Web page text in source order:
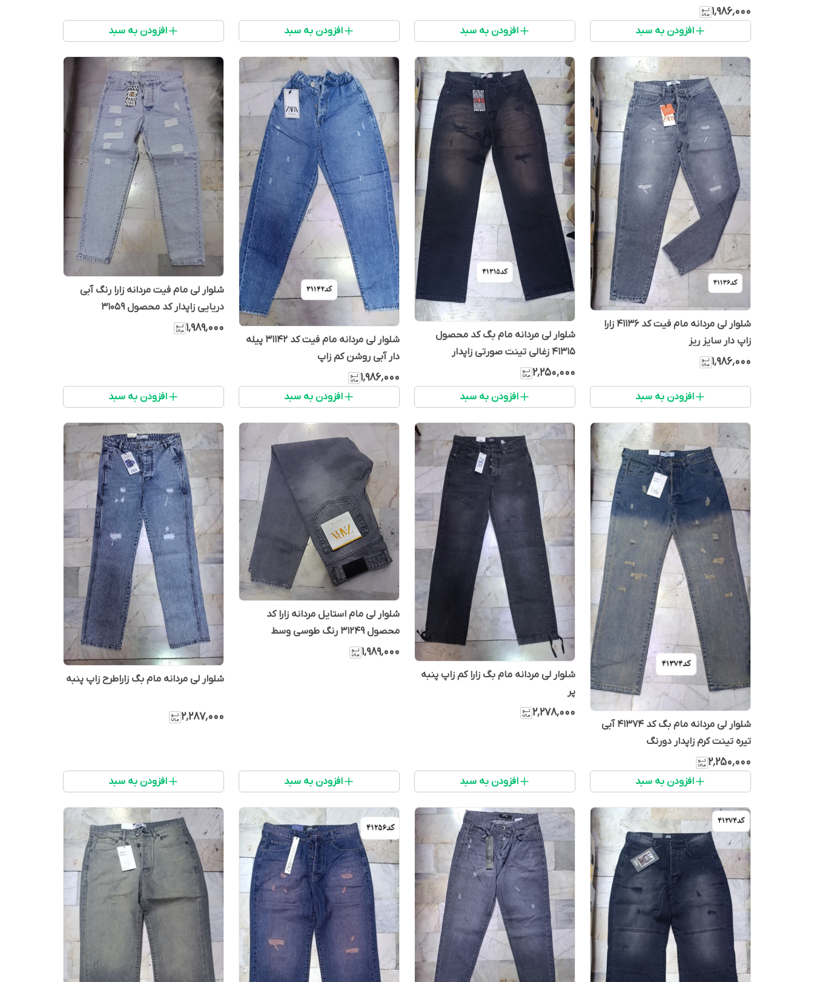
۱٬۹۸۶٬۰۰۰
افزودن به سبد افزودن به سبد افزودن به سبد افزودن به سبد
شلوار لی مردانه مام فیت کد 41136 زارا
زاپ دار سایز ریز
۱٬۹۸۶٬۰۰۰
افزودن به سبد
شلوار لی مردانه مام بگ کد محصول
41315 زغالی تینت صورتی زاپدار
۲٬۲۵۰٬۰۰۰
افزودن به سبد
شلوار لی مردانه مام فیت کد 31142 پیله
دار آبی روشن کم زاپ
۱٬۹۸۶٬۰۰۰
افزودن به سبد
شلوار لی مام فیت مردانه زارا رنگ آبی
دریایی زاپدار کد محصول 31059
۱٬۹۸۹٬۰۰۰
افزودن به سبد
شلوار لی مردانه مام بگ کد 41374 آبی
تیره تینت کرم زاپدار دورنگ
۲٬۲۵۰٬۰۰۰
افزودن به سبد
شلوار لی مردانه مام بگ زارا کم زاپ پنبه
پر
۲٬۲۷۸٬۰۰۰
افزودن به سبد
شلوار لی مام استایل مردانه زارا کد
محصول 31249 رنگ طوسی وسط
۱٬۹۸۹٬۰۰۰
افزودن به سبد
شلوار لی مردانه مام بگ زاراطرح زاپ پنبه
۲٬۲۸۷٬۰۰۰
افزودن به سبد